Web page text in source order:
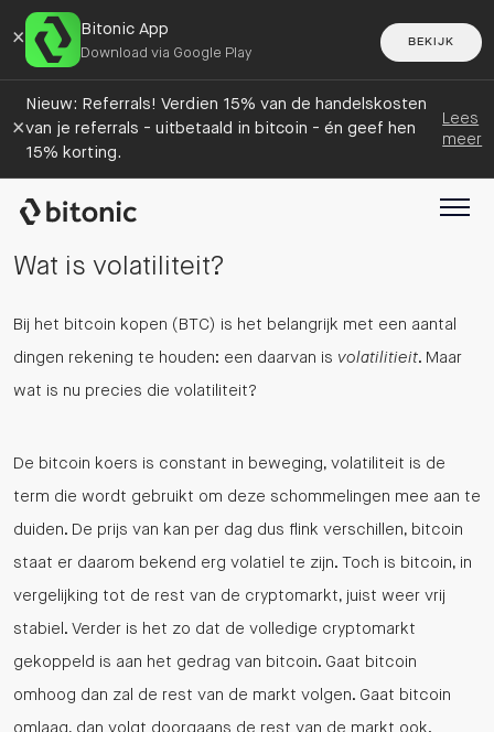
× Bitonic App
Download via Google Play
BEKIJK
×
Nieuw: Referrals! Verdien 15% van de handelskosten
van je referrals - uitbetaald in bitcoin - én geef hen
15% korting.
Lees
meer
Wat is volatiliteit?
Bij het bitcoin kopen (BTC) is het belangrijk met een aantal
dingen rekening te houden: een daarvan is volatilitieit. Maar
wat is nu precies die volatiliteit?
De bitcoin koers is constant in beweging, volatiliteit is de
term die wordt gebruikt om deze schommelingen mee aan te
duiden. De prijs van kan per dag dus flink verschillen, bitcoin
staat er daarom bekend erg volatiel te zijn. Toch is bitcoin, in
vergelijking tot de rest van de cryptomarkt, juist weer vrij
stabiel. Verder is het zo dat de volledige cryptomarkt
gekoppeld is aan het gedrag van bitcoin. Gaat bitcoin
omhoog dan zal de rest van de markt volgen. Gaat bitcoin
omlaag, dan volgt doorgaans de rest van de markt ook.